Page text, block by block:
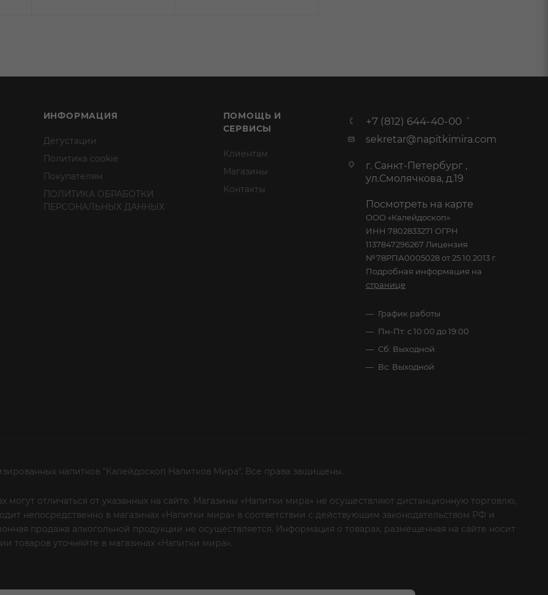
ИНФОРМАЦИЯ
Дегустации
Политика cookie
Покупателям
ПОЛИТИКА ОБРАБОТКИ
ПЕРСОНАЛЬНЫХ ДАННЫХ
ПОМОЩЬ И
СЕРВИСЫ
Клиентам
Магазины
Контакты
+7 (812) 644-40-00
sekretar@napitkimira.com
г. Санкт-Петербург ,
ул.Смолячкова, д.19
Посмотреть на карте
ООО «Калейдоскоп»
ИНН 7802833271 ОГРН
1137847296267 Лицензия
№78РПА0005028 от 25.10.2013 г.
Подробная информация на
странице
График работы
Пн-Пт: с 10:00 до 19:00
Сб: Выходной
Вс: Выходной
напитков "Калейдоскоп Напитков Мира". Все права защищены.
могут отличаться от указанных на сайте. Магазины «Напитки мира» не осуществляют дистанционную торговлю,
непосредственно в магазинах «Напитки мира» в соответствии с действующим законодательством РФ и
продажа алкогольной продукции не осуществляется. Информация о товарах, размещенная на сайте носит
товаров уточняйте в магазинах «Напитки мира».